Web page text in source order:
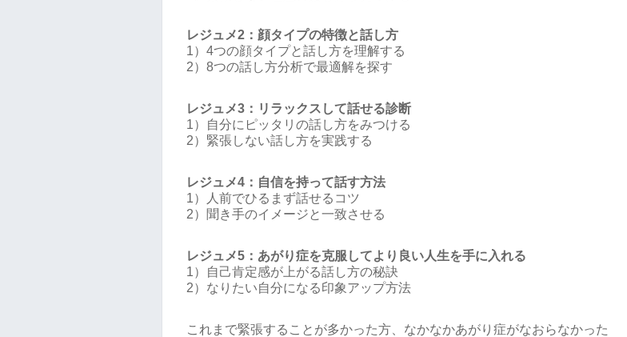
レジュメ2：顔タイプの特徴と話し方
1）4つの顔タイプと話し方を理解する
2）8つの話し方分析で最適解を探す
レジュメ3：リラックスして話せる診断
1）自分にピッタリの話し方をみつける
2）緊張しない話し方を実践する
レジュメ4：自信を持って話す方法
1）人前でひるまず話せるコツ
2）聞き手のイメージと一致させる
レジュメ5：あがり症を克服してより良い人生を手に入れる
1）自己肯定感が上がる話し方の秘訣
2）なりたい自分になる印象アップ方法
これまで緊張することが多かった方、なかなかあがり症がなおらなかった